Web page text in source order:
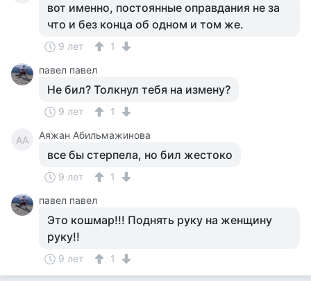
вот именно, постоянные оправдания не за
что и без конца об одном и том же.
9 лет
1
павел павел
Не бил? Толкнул тебя на измену?
9 лет 1
АА Аяжан Абильмажинова
все бы стерпела, но бил жестоко
9 лет
1
павел павел
Это кошмар!!! Поднять руку на женщину
руку!!
9 лет 1